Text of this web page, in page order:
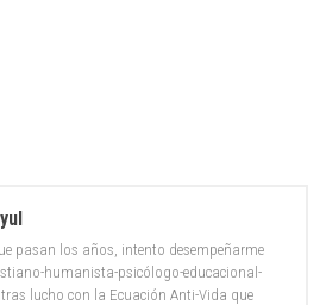
pasan los años, intento desempeñarme
humanista-psicólogo-educacional-
lucho con la Ecuación Anti-Vida que